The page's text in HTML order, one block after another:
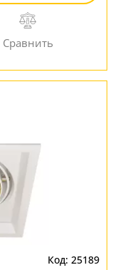
25189